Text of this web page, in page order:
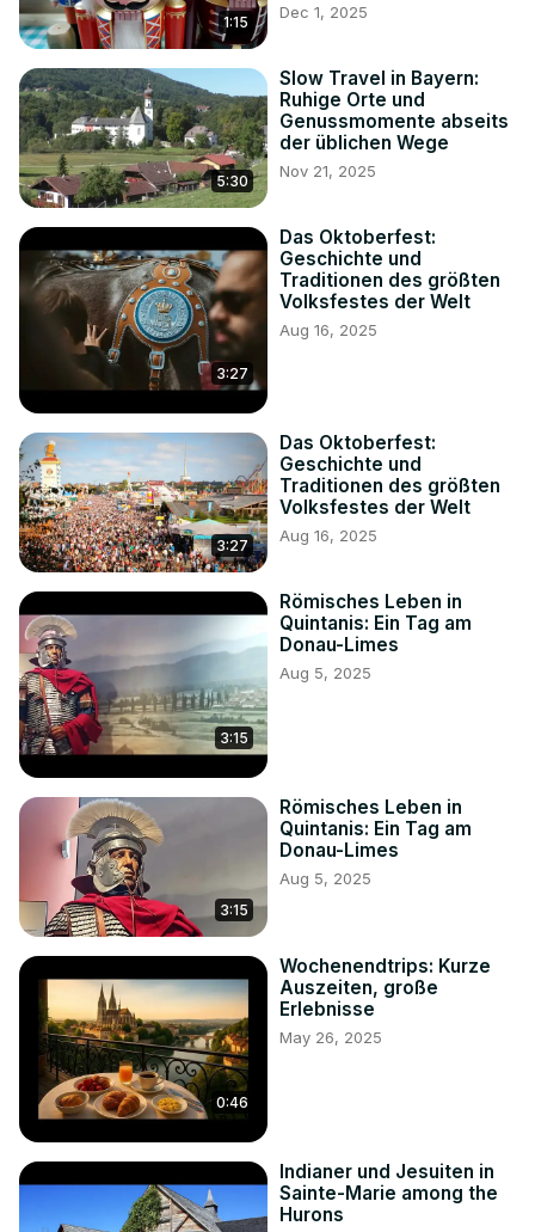
1:15 Dec 1, 2025
5:30
Slow Travel in Bayern:
Ruhige Orte und
Genussmomente abseits
der üblichen Wege
Nov 21, 2025
3:27
Das Oktoberfest:
Geschichte und
Traditionen des größten
Volksfestes der Welt
Aug 16, 2025
3:27
Das Oktoberfest:
Geschichte und
Traditionen des größten
Volksfestes der Welt
Aug 16, 2025
3:15
Römisches Leben in
Quintanis: Ein Tag am
Donau-Limes
Aug 5, 2025
3:15
Römisches Leben in
Quintanis: Ein Tag am
Donau-Limes
Aug 5, 2025
0:46
Wochenendtrips: Kurze
Auszeiten, große
Erlebnisse
May 26, 2025
Indianer und Jesuiten in
Sainte-Marie among the
Hurons